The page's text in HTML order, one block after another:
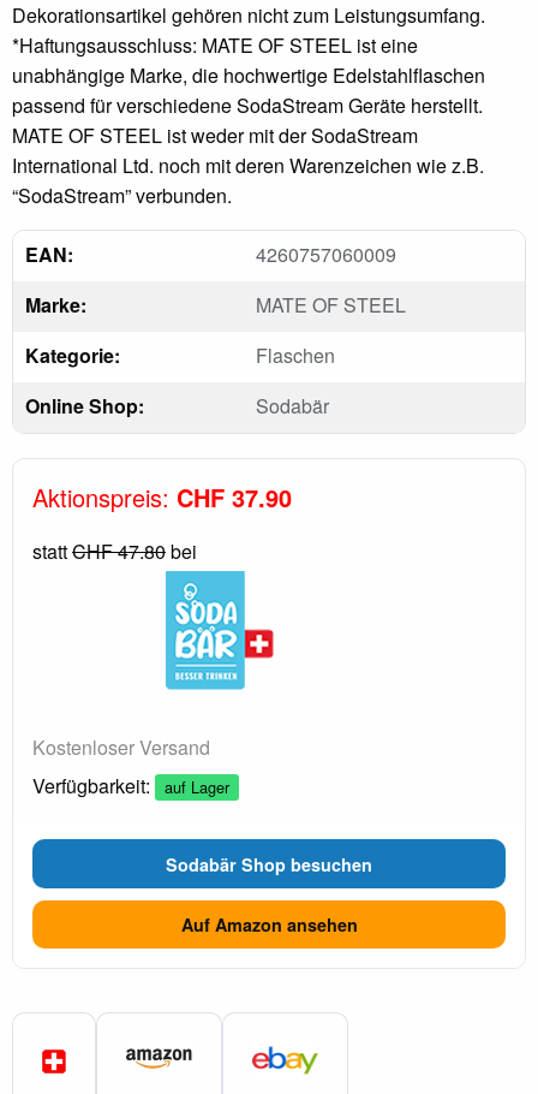
Dekorationsartikel gehören nicht zum Leistungsumfang.
*Haftungsausschluss: MATE OF STEEL ist eine
unabhängige Marke, die hochwertige Edelstahlflaschen
passend für verschiedene SodaStream Geräte herstellt.
MATE OF STEEL ist weder mit der SodaStream
International Ltd. noch mit deren Warenzeichen wie z.B.
“SodaStream” verbunden.
EAN:
4260757060009
Marke:
MATE OF STEEL
Kategorie:
Flaschen
Online Shop:
Sodabär
Aktionspreis: CHF 37.90
stattCHF 47.80bei
Kostenloser Versand
Verfügbarkeit:
auf Lager
Sodabär Shop besuchen
Auf Amazon ansehen